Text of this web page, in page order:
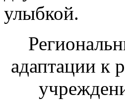
улыбкой.
адаптации к